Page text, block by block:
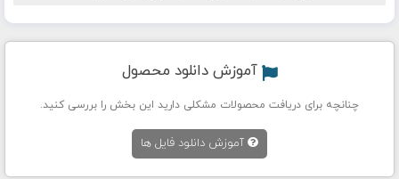
آموزش دانلود محصول
چنانچه برای دریافت محصولات مشکلی دارید این بخش را بررسی کنید.
آموزش دانلود فایل ها